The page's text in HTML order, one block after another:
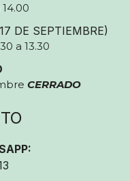
DE SEPTIEMBRE)
a 13.30
CERRADO